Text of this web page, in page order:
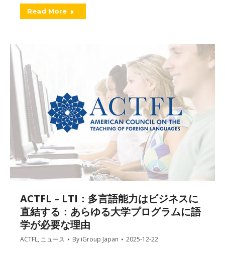
Read More
ACTFL – LTI：多言語能力はビジネスに
直結する：あらゆる大学プログラムに語
学が必要な理由
ACTFL, ニュース By iGroup Japan 2025-12-22